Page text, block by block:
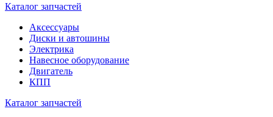
Каталог запчастей
Аксессуары
Диски и автошины
Электрика
Навесное оборудование
Двигатель
КПП
Каталог запчастей